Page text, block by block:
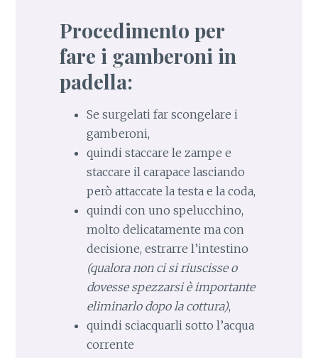
Procedimento per
fare i gamberoni in
padella:
Se surgelati far scongelare i
gamberoni,
quindi staccare le zampe e
staccare il carapace lasciando
però attaccate la testa e la coda,
quindi con uno spelucchino,
molto delicatamente ma con
decisione, estrarre l’intestino
(qualora non ci si riuscisse o
dovesse spezzarsi è importante
eliminarlo dopo la cottura),
quindi sciacquarli sotto l’acqua
corrente